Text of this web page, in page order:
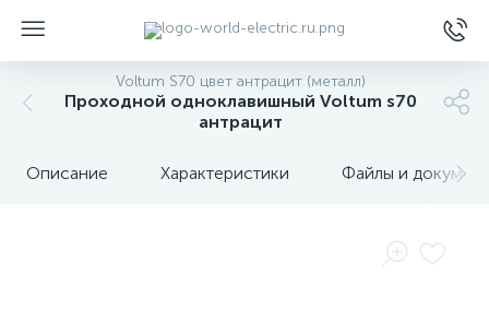
Voltum S70 цвет антрацит (металл)
Проходной одноклавишный Voltum s70
антрацит
Описание Характеристики Файлы и